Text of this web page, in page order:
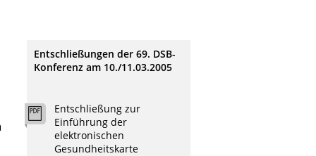
Entschließungen der 69. DSB-
Konferenz am 10./11.03.2005
Entschließung zur
Einführung der
elektronischen
Gesundheitskarte